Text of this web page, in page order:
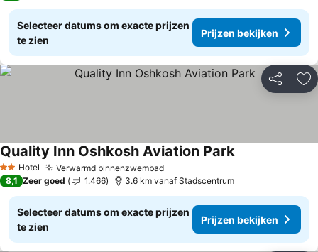
Selecteer datums om exacte prijzen
te zien
Prijzen bekijken
Delen
2 Sterren
Hotel Verwarmd binnenzwembad
Quality Inn Oshkosh Aviation Park
8,1 Zeer goed 1.466 3.6 km vanaf Stadscentrum
Selecteer datums om exacte prijzen
te zien
Prijzen bekijken